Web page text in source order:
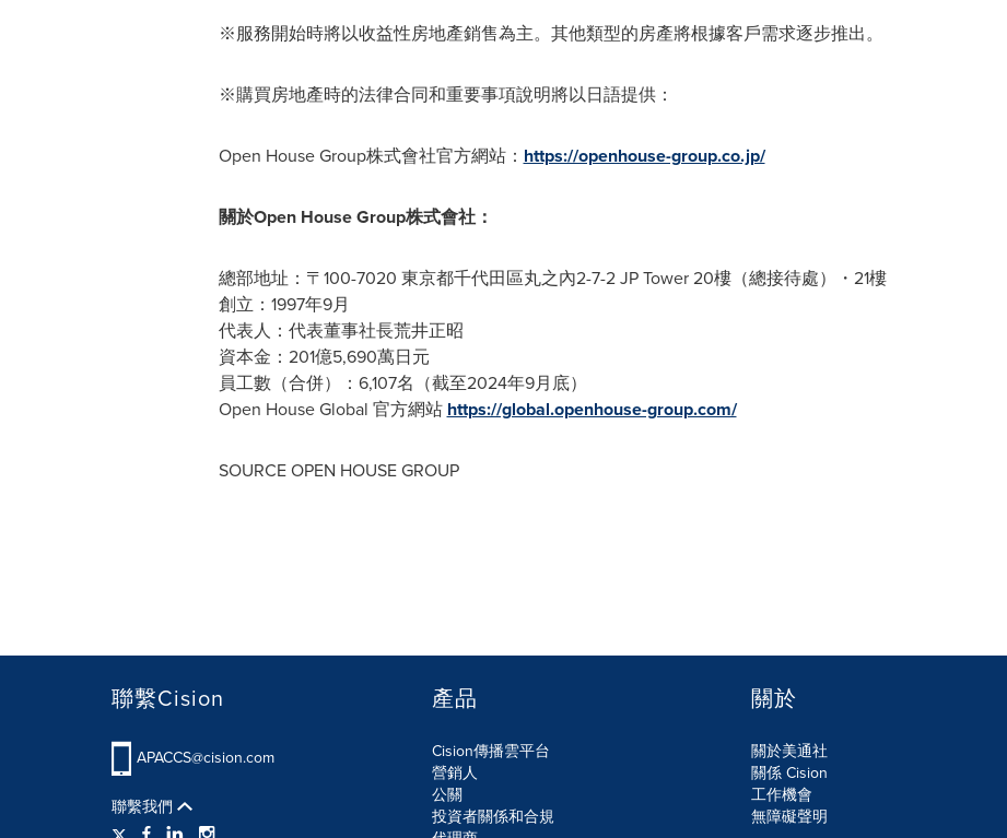
※服務開始時將以收益性房地產銷售為主。其他類型的房產將根據客戶需求逐步推出。
※購買房地產時的法律合同和重要事項說明將以日語提供：
Open House Group株式會社官方網站： https://openhouse-group.co.jp/
關於Open House Group株式會社：
總部地址：〒100-7020 東京都千代田區丸之內2-7-2 JP Tower 20樓（總接待處）・21樓
創立：1997年9月
代表人：代表董事社長荒井正昭
資本金：201億5,690萬日元
員工數（合併）：6,107名（截至2024年9月底）
Open House Global 官方網站 https://global.openhouse-group.com/
SOURCE OPEN HOUSE GROUP
聯繫Cision
APACCS@cision.com
聯繫我們
產品
Cision傳播雲平台
營銷人
公關
投資者關係和合規
關於
關於美通社
關係 Cision
工作機會
無障礙聲明